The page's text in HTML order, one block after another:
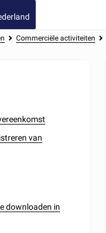
Commerciële activiteiten
van
downloaden in